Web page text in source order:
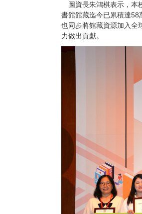
圖資長朱鴻棋表示，本
書館館藏迄今已累積達58
也同步將館藏資源加入全
力做出貢獻。